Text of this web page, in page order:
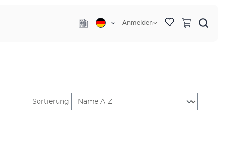
Anmelden
Sortierung